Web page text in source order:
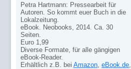
Petra Hartmann: Pressearbeit für
Autoren. So kommt euer Buch in die
Lokalzeitung.
eBook. Neobooks, 2014. Ca. 30
Seiten.
Euro 1,99
Diverse Formate, für alle gängigen
eBook-Reader.
Erhältlich z.B. bei Amazon eBook.de